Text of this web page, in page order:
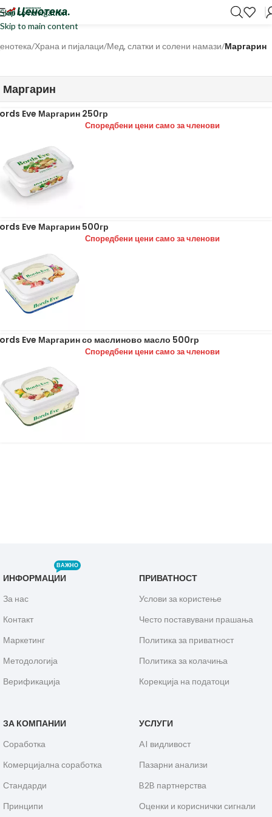
Skip to navigation
Skip to main content
/Храна и пијалаци/Мед, слатки и солени намази/Маргарин
Маргарин
Eve Маргарин 250гр
Споредбени цени само за членови
Eve Маргарин 500гр
Споредбени цени само за членови
Eve Маргарин со маслиново масло 500гр
Споредбени цени само за членови
ИНФОРМАЦИИ
ВАЖНО
За нас
Контакт
Маркетинг
Методологија
Верификација
ПРИВАТНОСТ
Услови за користење
Често поставувани прашања
Политика за приватност
Политика за колачиња
Корекција на податоци
ЗА КОМПАНИИ
Соработка
Комерцијална соработка
Стандарди
Принципи
УСЛУГИ
AI видливост
Пазарни анализи
B2B партнерства
Оценки и кориснички сигнали